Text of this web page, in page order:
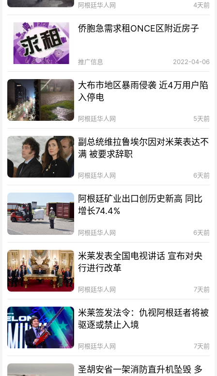
阿根廷华人网 4天前
侨胞急需求租ONCE区附近房子
推广信息 2022-04-06
大布市地区暴雨侵袭 近4万用户陷
入停电
阿根廷华人网 5天前
副总统维拉鲁埃尔因对米莱表达不
满 被要求辞职
阿根廷华人网 6天前
阿根廷矿业出口创历史新高 同比
增长74.4%
阿根廷华人网 6天前
米莱发表全国电视讲话 宣布对央
行进行改革
阿根廷华人网 7天前
米莱签发法令：仇视阿根廷者将被
驱逐或禁止入境
阿根廷华人网 7天前
圣胡安省一架消防直升机坠毁 多